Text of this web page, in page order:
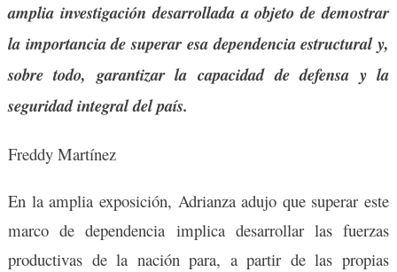
amplia investigación desarrollada a objeto de demostrar
la importancia de superar esa dependencia estructural y,
sobre todo, garantizar la capacidad de defensa y la
seguridad integral del país.
Freddy Martínez
En la amplia exposición, Adrianza adujo que superar este
marco de dependencia implica desarrollar las fuerzas
productivas de la nación para, a partir de las propias